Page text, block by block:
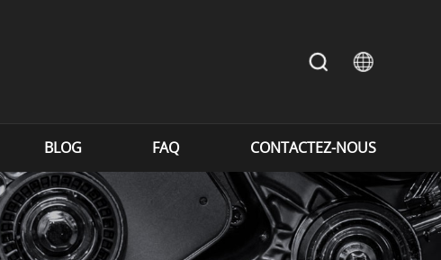
BLOG FAQ CONTACTEZ-NOUS